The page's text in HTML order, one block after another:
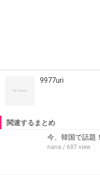
9977uri
関連するまとめ
今、韓国で話題
nana / 687 view